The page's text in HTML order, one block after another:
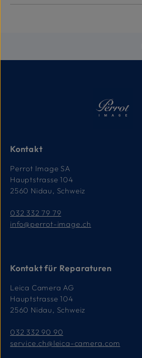
Kontakt
Perrot Image SA
Hauptstrasse 104
2560 Nidau, Schweiz
032 332 79 79
info@perrot-image.ch
Kontakt für Reparaturen
Leica Camera AG
Hauptstrasse 104
2560 Nidau, Schweiz
032 332 90 90
service.ch@leica-camera.com